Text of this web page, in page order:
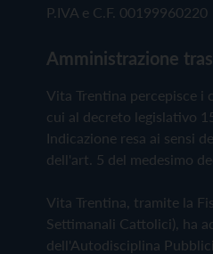
P.IVA e C.F. 00199960220
Amministrazione
Vita Trentina percepisce
cui al decreto legislativo
Indicazione resa ai sensi
dell'art. 5 del medesimo
Vita Trentina, tramite la
Settimanali Cattolici), ha
dell'Autodisciplina